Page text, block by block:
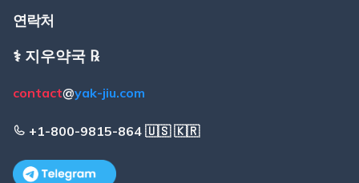
연락처
⚕️ 지우약국 ℞
contact@yak-jiu.com
+1-800-9815-864 🇺🇸 🇰🇷